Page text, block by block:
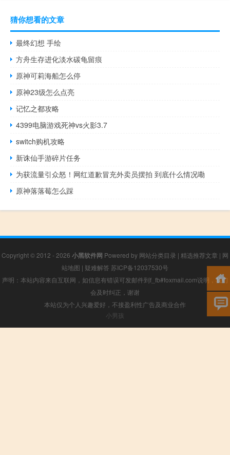
猜你想看的文章
最终幻想 手绘
方舟生存进化淡水碳龟留痕
原神可莉海船怎么停
原神23级怎么点亮
记忆之都攻略
4399电脑游戏死神vs火影3.7
switch购机攻略
新诛仙手游碎片任务
为获流量引众怒！网红道歉冒充外卖员摆拍 到底什么情况嘞
原神落落莓怎么踩
Copyright © 2012 - 2026 小黑软件网 Powered by 网站分类目录 | 精选推荐文章 | 网
站地图 | 疑难解答 苏ICP备12037530号
声明：本站内容来自互联网，如信息有错误可发邮件到f_fb#foxmail.com说明，我们
会及时纠正，谢谢
本站仅为个人兴趣爱好，不接盈利性广告及商业合作
小男孩